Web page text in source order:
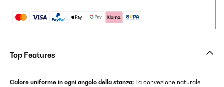
Top Features
Calore uniforme in ogni angolo della stanza: La convezione naturale